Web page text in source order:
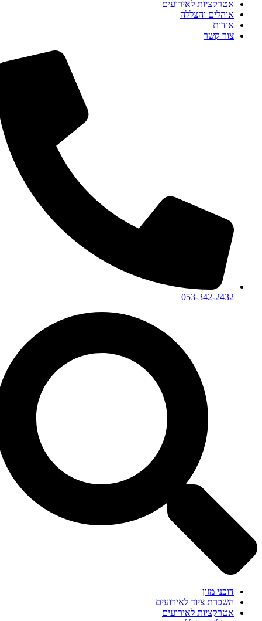
אטרקציות לאירועים
אוהלים והצללה
אודות
צור קשר
053-342-2432
דוכני מזון
השכרת ציוד לאירועים
אטרקציות לאירועים